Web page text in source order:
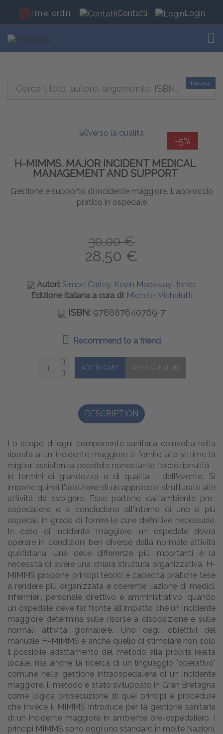
I miei ordini Contatti Login
Ricerca
-5%
H-MIMMS. MAJOR INCIDENT MEDICAL
MANAGEMENT AND SUPPORT
Gestione e supporto di incidente maggiore. L'approccio
pratico in ospedale
30,00 €
28,50 €
Autori: Simon Carley, Kevin Mackway-Jones
Edizione italiana a cura di: Michele Michelutti
ISBN: 978887640769-7
Recommend to a friend
DESCRIPTION
Lo scopo di ogni componente sanitaria coinvolta nella
riposta a un incidente maggiore è fornire alle vittime la
miglior assistenza possibile nonostante l'eccezionalità -
in termini di grandezza o di qualità - dell'evento. Si
impone quindi l'adozione di un approccio strutturato alle
attività da svolgere. Esse partono dall'ambiente pre-
ospedaliero e si concludono all'interno di uno o più
ospedali in grado di fornire le cure definitive necessarie.
In caso di incidente maggiore, un ospedale dovrà
operare in condizioni ben diverse dalla normale attività
quotidiana. Una delle differenze più importanti è la
necessità di avere una chiara struttura organizzativa. H-
MIMMS propone principi teorici e capacità pratiche tese
a rendere più organizzata e coerente l'azione di medici,
infermieri, personale direttivo e amministrativo, quando
un ospedale deve far fronte all'impatto che un incidente
maggiore determina sulle risorse a disposizione e sulle
normali attività giornaliere. Uno degli obiettivi del
manuale H-MIMMS è anche quello di stimolare non solo
il possibile adattamento del metodo alla propria realtà
locale, ma anche la ricerca di un linguaggio "operativo"
comune nella gestione intraospedaliera di un incidente
maggiore. Il metodo è stato sviluppato in Gran Bretagna
come logica prosecuzione di quei principi e procedure
che invece il MIMMS introduce per la gestione sanitaria
di un incidente maggiore in ambiente pre-ospedaliero. I
principi MIMMS sono oggi uno standard in molte Nazioni,